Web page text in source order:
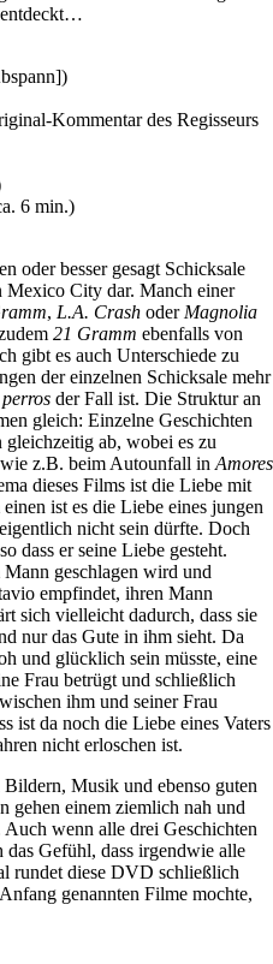
entdeckt…
Kommentar des Regisseurs
6 min.)
oder besser gesagt Schicksale
Mexico City dar. Manch einer
, L.A. Crash oder Magnolia
21 Gramm ebenfalls von
gibt es auch Unterschiede zu
der einzelnen Schicksale mehr
der Fall ist. Die Struktur an
gleich: Einzelne Geschichten
gleichzeitig ab, wobei es zu
z.B. beim Autounfall in Amores
dieses Films ist die Liebe mit
ist es die Liebe eines jungen
nicht sein dürfte. Doch
dass er seine Liebe gesteht.
geschlagen wird und
empfindet, ihren Mann
sich vielleicht dadurch, dass sie
nur das Gute in ihm sieht. Da
und glücklich sein müsste, eine
Frau betrügt und schließlich
ihm und seiner Frau
ist da noch die Liebe eines Vaters
nicht erloschen ist.
Musik und ebenso guten
gehen einem ziemlich nah und
wenn alle drei Geschichten
das Gefühl, dass irgendwie alle
rundet diese DVD schließlich
genannten Filme mochte,